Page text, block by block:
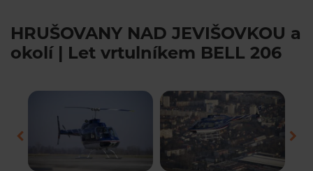
HRUŠOVANY NAD JEVIŠOVKOU a
okolí | Let vrtulníkem BELL 206